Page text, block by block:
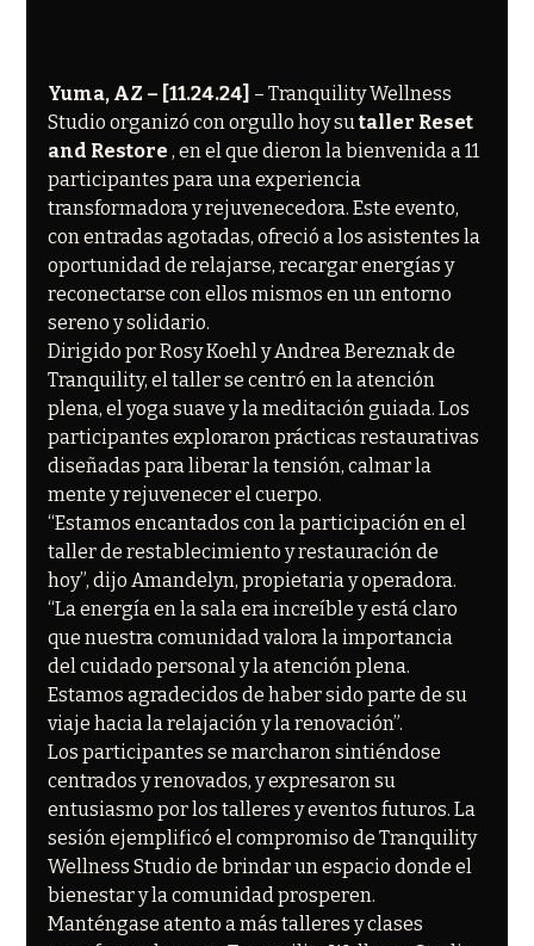
Yuma, AZ – [11.24.24] – Tranquility Wellness
Studio organizó con orgullo hoy su taller Reset
and Restore , en el que dieron la bienvenida a 11
participantes para una experiencia
transformadora y rejuvenecedora. Este evento,
con entradas agotadas, ofreció a los asistentes la
oportunidad de relajarse, recargar energías y
reconectarse con ellos mismos en un entorno
sereno y solidario.
Dirigido por Rosy Koehl y Andrea Bereznak de
Tranquility, el taller se centró en la atención
plena, el yoga suave y la meditación guiada. Los
participantes exploraron prácticas restaurativas
diseñadas para liberar la tensión, calmar la
mente y rejuvenecer el cuerpo.
“Estamos encantados con la participación en el
taller de restablecimiento y restauración de
hoy”, dijo Amandelyn, propietaria y operadora.
“La energía en la sala era increíble y está claro
que nuestra comunidad valora la importancia
del cuidado personal y la atención plena.
Estamos agradecidos de haber sido parte de su
viaje hacia la relajación y la renovación”.
Los participantes se marcharon sintiéndose
centrados y renovados, y expresaron su
entusiasmo por los talleres y eventos futuros. La
sesión ejemplificó el compromiso de Tranquility
Wellness Studio de brindar un espacio donde el
bienestar y la comunidad prosperen.
Manténgase atento a más talleres y clases